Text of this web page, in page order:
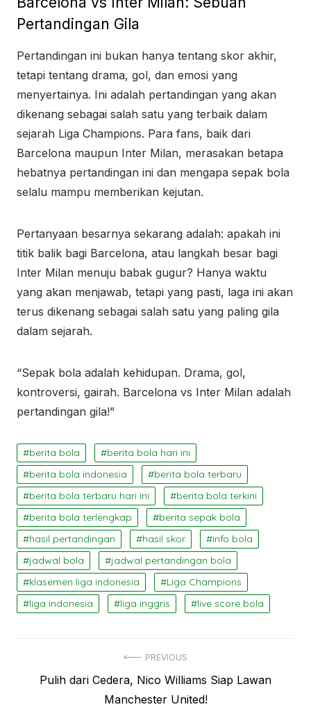
Pertandingan Gila
Pertandingan ini bukan hanya tentang skor akhir,
tetapi tentang drama, gol, dan emosi yang
menyertainya. Ini adalah pertandingan yang akan
dikenang sebagai salah satu yang terbaik dalam
sejarah Liga Champions. Para fans, baik dari
Barcelona maupun Inter Milan, merasakan betapa
hebatnya pertandingan ini dan mengapa sepak bola
selalu mampu memberikan kejutan.
Pertanyaan besarnya sekarang adalah: apakah ini
titik balik bagi Barcelona, atau langkah besar bagi
Inter Milan menuju babak gugur? Hanya waktu
yang akan menjawab, tetapi yang pasti, laga ini akan
terus dikenang sebagai salah satu yang paling gila
dalam sejarah.
“Sepak bola adalah kehidupan. Drama, gol,
kontroversi, gairah. Barcelona vs Inter Milan adalah
pertandingan gila!”
berita bola
berita bola hari ini
berita bola indonesia
berita bola terbaru
berita bola terbaru hari ini
berita bola terkini
berita bola terlengkap
berita sepak bola
hasil pertandingan
hasil skor
info bola
jadwal bola
jadwal pertandingan bola
klasemen liga indonesia
Liga Champions
liga indonesia
liga inggris live score bola
pos
PREVIOUS
Previous
Pulih dari Cedera, Nico Williams Siap Lawan
Manchester United!